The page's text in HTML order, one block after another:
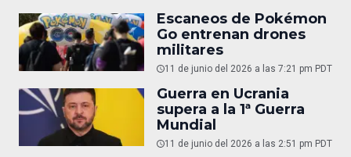
Escaneos de Pokémon
Go entrenan drones
militares
11 de junio del 2026 a las 7:21 pm PDT
Guerra en Ucrania
supera a la 1ª Guerra
Mundial
11 de junio del 2026 a las 2:51 pm PDT